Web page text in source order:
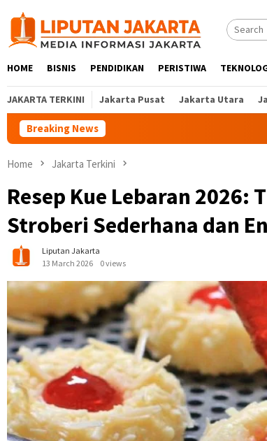
content
HOME BISNIS PENDIDIKAN PERISTIWA
JAKARTA TERKINI Jakarta Pusat Jakarta Utara
Breaking News
Home Jakarta Terkini
Resep Kue Lebaran 2026:
Stroberi Sederhana dan
Liputan Jakarta
13 March 2026
0 views